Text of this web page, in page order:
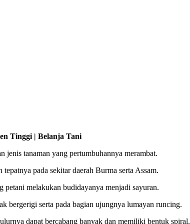
Tinggi | Belanja Tani
jenis tanaman yang pertumbuhannya merambat.
pada sekitar daerah Burma serta Assam.
petani melakukan budidayanya menjadi sayuran.
bergerigi serta pada bagian ujungnya lumayan runcing.
dapat bercabang banyak dan memiliki bentuk spiral.